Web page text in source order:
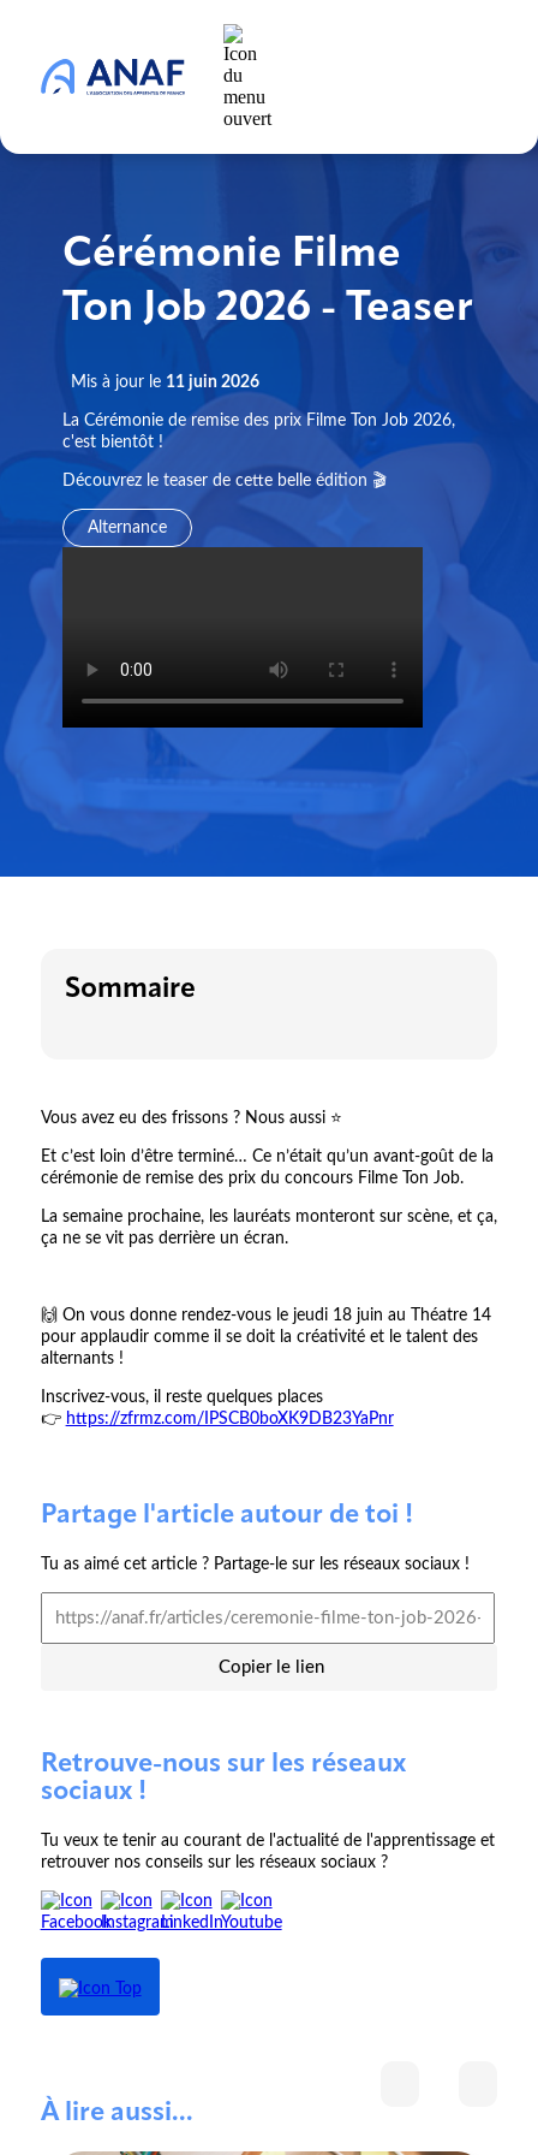
Cérémonie Filme
Ton Job 2026 - Teaser
Mis à jour le 11 juin 2026
La Cérémonie de remise des prix Filme Ton Job 2026,
c'est bientôt !
Découvrez le teaser de cette belle édition 🎬
Alternance
Sommaire
Vous avez eu des frissons ? Nous aussi ⭐️
Et c’est loin d’être terminé… Ce n’était qu’un avant-goût de la
cérémonie de remise des prix du concours Filme Ton Job.
La semaine prochaine, les lauréats monteront sur scène, et ça,
ça ne se vit pas derrière un écran.
🙌 On vous donne rendez-vous le jeudi 18 juin au Théatre 14
pour applaudir comme il se doit la créativité et le talent des
alternants !
Inscrivez-vous, il reste quelques places
👉 https://zfrmz.com/IPSCB0boXK9DB23YaPnr
Partage l'article autour de toi !
Tu as aimé cet article ? Partage-le sur les réseaux sociaux !
Copier le lien
Retrouve-nous sur les réseaux
sociaux !
Tu veux te tenir au courant de l'actualité de l'apprentissage et
retrouver nos conseils sur les réseaux sociaux ?
À lire aussi...